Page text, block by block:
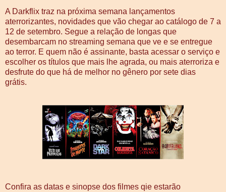
A Darkflix traz na próxima semana lançamentos
aterrorizantes, novidades que vão chegar ao catálogo de 7 a
12 de setembro. Segue a relação de longas que
desembarcam no streaming semana que ve e se entregue
ao terror. E quem não é assinante, basta acessar o serviço e
escolher os títulos que mais lhe agrada, ou mais aterroriza e
desfrute do que há de melhor no gênero por sete dias
grátis.
Confira as datas e sinopse dos filmes qie estarão